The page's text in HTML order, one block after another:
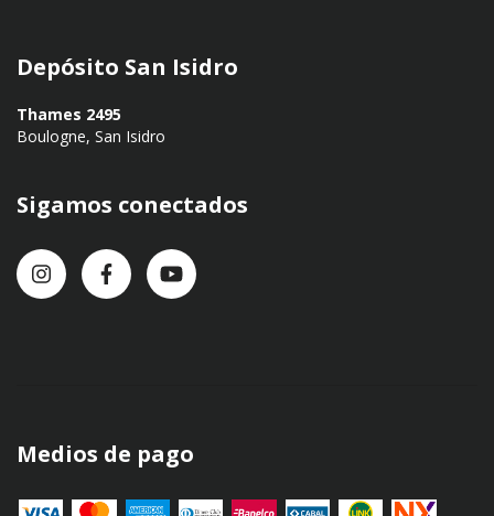
Depósito San Isidro
Thames 2495
Boulogne, San Isidro
Sigamos conectados
Medios de pago